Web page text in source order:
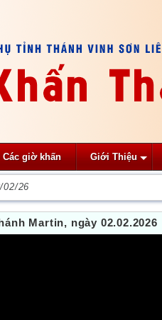
Các giờ khấn Giới Thiệu
02/26
Martin, ngày 02.02.2026